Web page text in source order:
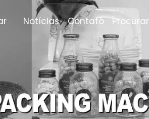
Notícias Contato Procurar